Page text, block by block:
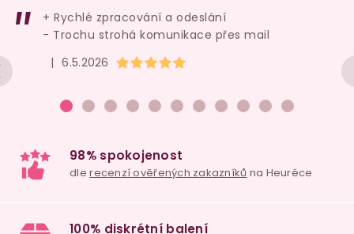
Hodnocení obchodu je 5 z 5 hvězdiček.
| 6.5.2026
+ Rychlé zpracování a odeslání
- Trochu strohá komunikace přes mail